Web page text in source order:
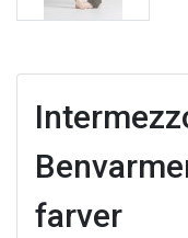
farver